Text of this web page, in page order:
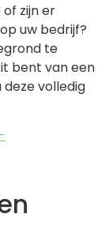
zijn er
uw bedrijf?
te
bent van een
volledig